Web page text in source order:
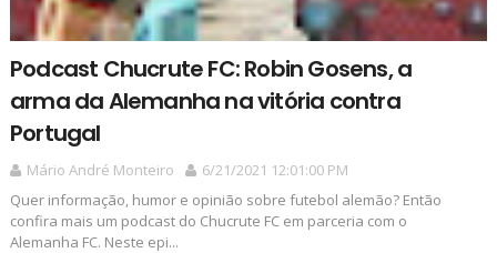
Podcast Chucrute FC: Robin Gosens, a
arma da Alemanha na vitória contra
Portugal
Mário André Monteiro
6/21/2021 12:01:00 PM
Quer informação, humor e opinião sobre futebol alemão? Então
confira mais um podcast do Chucrute FC em parceria com o
Alemanha FC. Neste epi...